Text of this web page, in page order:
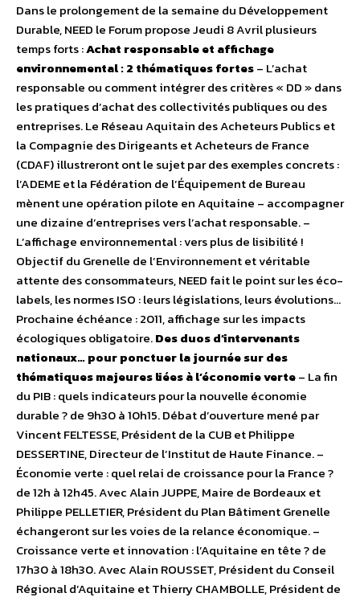
Dans le prolongement de la semaine du Développement
Durable, NEED le Forum propose Jeudi 8 Avril plusieurs
temps forts :Achat responsable et affichage
environnemental : 2 thématiques fortes– L’achat
responsable ou comment intégrer des critères « DD » dans
les pratiques d’achat des collectivités publiques ou des
entreprises. Le Réseau Aquitain des Acheteurs Publics et
la Compagnie des Dirigeants et Acheteurs de France
(CDAF) illustreront ont le sujet par des exemples concrets :
l’ADEME et la Fédération de l’Équipement de Bureau
mènent une opération pilote en Aquitaine – accompagner
une dizaine d’entreprises vers l’achat responsable. –
L’affichage environnemental : vers plus de lisibilité !
Objectif du Grenelle de l’Environnement et véritable
attente des consommateurs, NEED fait le point sur les éco-
labels, les normes ISO : leurs législations, leurs évolutions…
Prochaine échéance : 2011, affichage sur les impacts
écologiques obligatoire.Des duos d’intervenants
nationaux… pour ponctuer la journée sur des
thématiques majeures liées à l’économie verte– La fin
du PIB : quels indicateurs pour la nouvelle économie
durable ? de 9h30 à 10h15. Débat d’ouverture mené par
Vincent FELTESSE, Président de la CUB et Philippe
DESSERTINE, Directeur de l’Institut de Haute Finance. –
Économie verte : quel relai de croissance pour la France ?
de 12h à 12h45. Avec Alain JUPPE, Maire de Bordeaux et
Philippe PELLETIER, Président du Plan Bâtiment Grenelle
échangeront sur les voies de la relance économique. –
Croissance verte et innovation : l’Aquitaine en tête ? de
17h30 à 18h30. Avec Alain ROUSSET, Président du Conseil
Régional d’Aquitaine et Thierry CHAMBOLLE, Président de